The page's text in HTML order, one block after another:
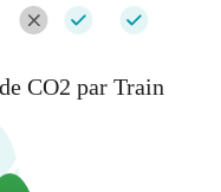
CO2 par Train